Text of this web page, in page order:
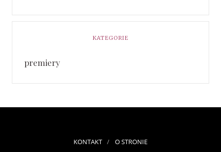
KATEGORIE
premiery
KONTAKT O STRONIE